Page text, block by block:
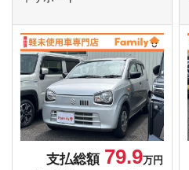
支払総額 79.9万円